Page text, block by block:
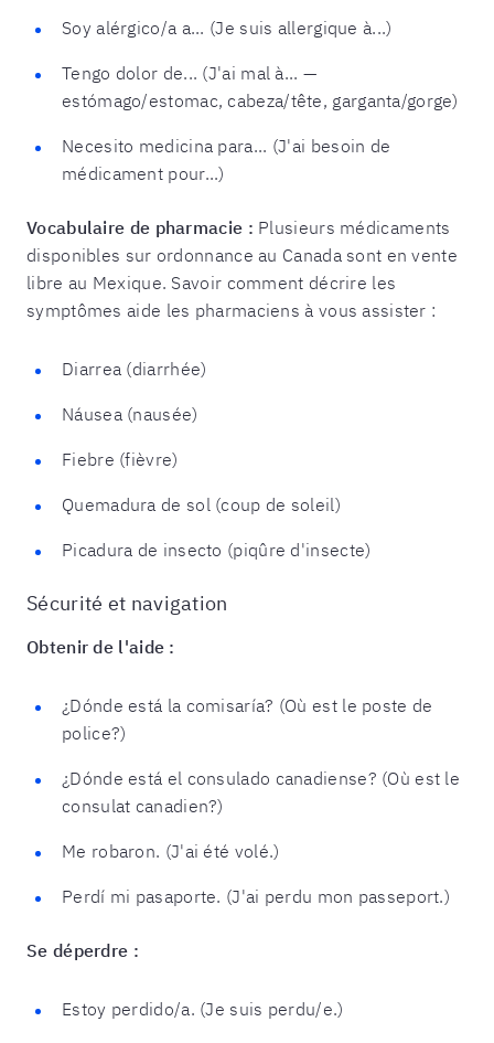
Soy alérgico/a a... (Je suis allergique à...)
Tengo dolor de... (J'ai mal à... —
estómago/estomac, cabeza/tête, garganta/gorge)
Necesito medicina para... (J'ai besoin de
médicament pour...)
Vocabulaire de pharmacie : Plusieurs médicaments
disponibles sur ordonnance au Canada sont en vente
libre au Mexique. Savoir comment décrire les
symptômes aide les pharmaciens à vous assister :
Diarrea (diarrhée)
Náusea (nausée)
Fiebre (fièvre)
Quemadura de sol (coup de soleil)
Picadura de insecto (piqûre d'insecte)
Sécurité et navigation
Obtenir de l'aide :
¿Dónde está la comisaría? (Où est le poste de
police?)
¿Dónde está el consulado canadiense? (Où est le
consulat canadien?)
Me robaron. (J'ai été volé.)
Perdí mi pasaporte. (J'ai perdu mon passeport.)
Se déperdre :
Estoy perdido/a. (Je suis perdu/e.)